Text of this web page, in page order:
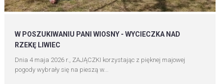
W POSZUKIWANIU PANI WIOSNY - WYCIECZKA NAD
RZEKĘ LIWIEC
Dnia 4 maja 2026 r., ZAJĄCZKI korzystając z pięknej majowej
pogody wybrały się na pieszą w...